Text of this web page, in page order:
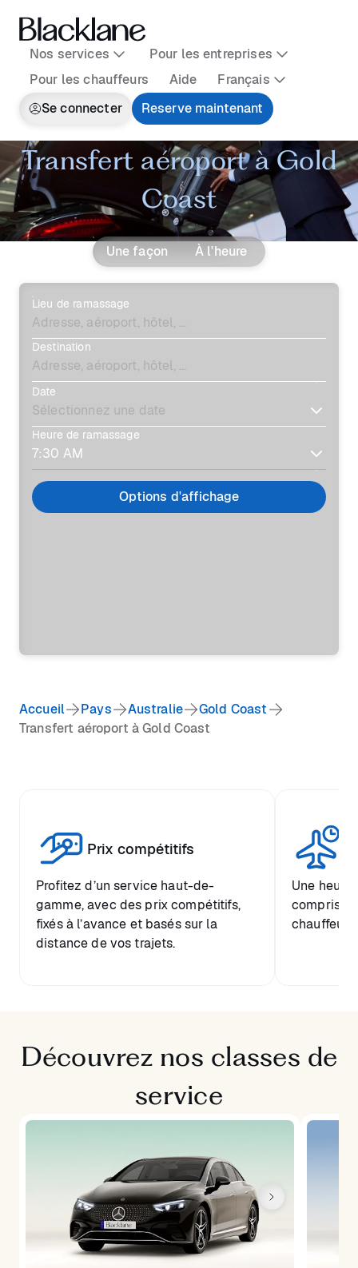
Nos services
Pour les entreprises
Pour les chauffeurs
Aide
Français
Se connecter
Reserve maintenant
Transfert aéroport à Gold
Coast
Une façon À l'heure
Lieu de ramassage
Destination
Date
Heure de ramassage
Options d'affichage
Accueil Pays Australie
Gold Coast
Transfert aéroport à Gold Coast
Prix compétitifs
Profitez d’un service haut-de-
gamme, avec des prix compétitifs,
fixés à l’avance et basés sur la
distance de vos trajets.
Une heure
comprise
chauffeur.
Découvrez nos classes de
service